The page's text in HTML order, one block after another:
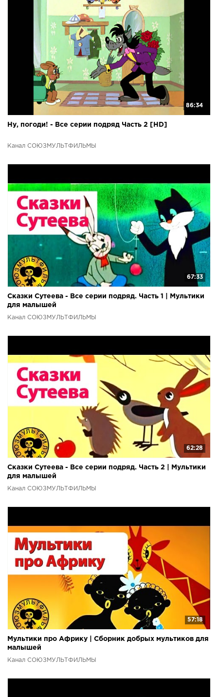
86:34
Ну, погоди! - Все серии подряд Часть 2 [HD]
Канал СОЮЗМУЛЬТФИЛЬМЫ
67:33
Сказки Сутеева - Все серии подряд. Часть 1 | Мультики
для малышей
Канал СОЮЗМУЛЬТФИЛЬМЫ
62:28
Сказки Сутеева - Все серии подряд. Часть 2 | Мультики
для малышей
Канал СОЮЗМУЛЬТФИЛЬМЫ
57:18
Мультики про Африку | Сборник добрых мультиков для
малышей
Канал СОЮЗМУЛЬТФИЛЬМЫ